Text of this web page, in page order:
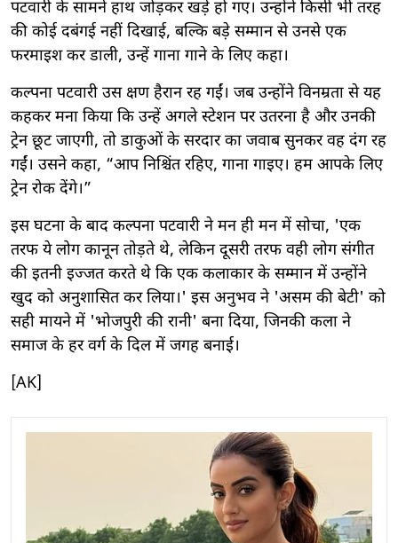
पटवारी के सामने हाथ जोड़कर खड़े हो गए। उन्होंने किसी भी तरह
की कोई दबंगई नहीं दिखाई, बल्कि बड़े सम्मान से उनसे एक
फरमाइश कर डाली, उन्हें गाना गाने के लिए कहा।
कल्पना पटवारी उस क्षण हैरान रह गईं। जब उन्होंने विनम्रता से यह
कहकर मना किया कि उन्हें अगले स्टेशन पर उतरना है और उनकी
ट्रेन छूट जाएगी, तो डाकुओं के सरदार का जवाब सुनकर वह दंग रह
गईं। उसने कहा, “आप निश्चिंत रहिए, गाना गाइए। हम आपके लिए
ट्रेन रोक देंगे।”
इस घटना के बाद कल्पना पटवारी ने मन ही मन में सोचा, 'एक
तरफ ये लोग कानून तोड़ते थे, लेकिन दूसरी तरफ वही लोग संगीत
की इतनी इज्जत करते थे कि एक कलाकार के सम्मान में उन्होंने
खुद को अनुशासित कर लिया।' इस अनुभव ने 'असम की बेटी' को
सही मायने में 'भोजपुरी की रानी' बना दिया, जिनकी कला ने
समाज के हर वर्ग के दिल में जगह बनाई।
[AK]